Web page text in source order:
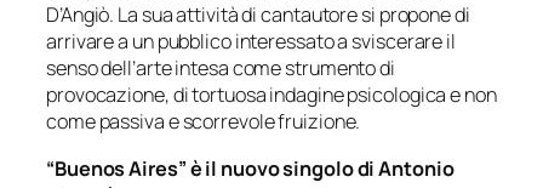
D’Angiò. La sua attività di cantautore si propone di
arrivare a un pubblico interessato a sviscerare il
senso dell’arte intesa come strumento di
provocazione, di tortuosa indagine psicologica e non
come passiva e scorrevole fruizione.
“Buenos Aires” è il nuovo singolo di Antonio